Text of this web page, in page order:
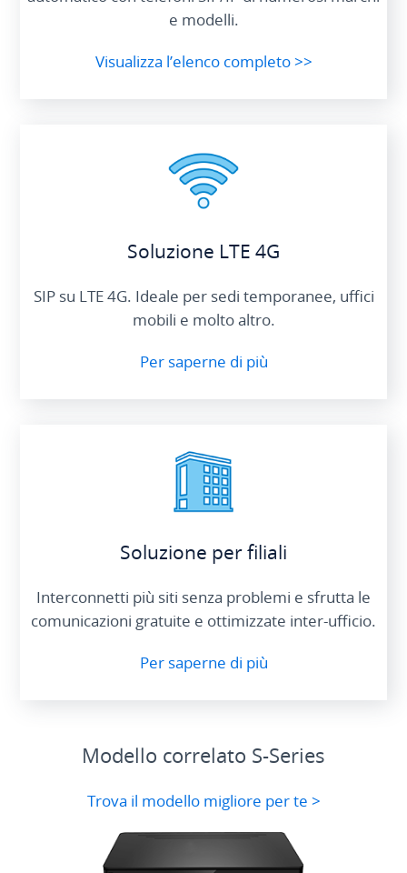
e modelli.
Visualizza l’elenco completo >>
Soluzione LTE 4G
SIP su LTE 4G. Ideale per sedi temporanee, uffici
mobili e molto altro.
Per saperne di più
Soluzione per filiali
Interconnetti più siti senza problemi e sfrutta le
comunicazioni gratuite e ottimizzate inter-ufficio.
Per saperne di più
Modello correlato S-Series
Trova il modello migliore per te >